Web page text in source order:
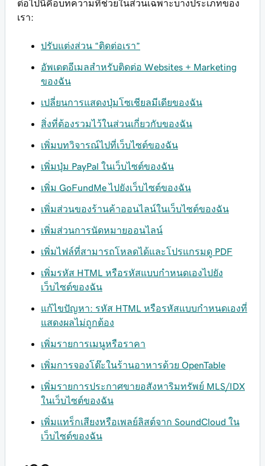
ต่อไปนี้คือบทความที่ช่วยในส่วนเฉพาะบางประเภทของ
เรา:
ปรับแต่งส่วน “ติดต่อเรา”
อัพเดตอีเมลสำหรับติดต่อ Websites + Marketing
ของฉัน
เปลี่ยนการแสดงปุ่มโซเชียลมีเดียของฉัน
สิ่งที่ต้องรวมไว้ในส่วนเกี่ยวกับของฉัน
เพิ่มบทวิจารณ์ไปที่เว็บไซต์ของฉัน
เพิ่มปุ่ม PayPal ในเว็บไซต์ของฉัน
เพิ่ม GoFundMe ไปยังเว็บไซต์ของฉัน
เพิ่มส่วนของร้านค้าออนไลน์ในเว็บไซต์ของฉัน
เพิ่มส่วนการนัดหมายออนไลน์
เพิ่มไฟล์ที่สามารถโหลดได้และโปรแกรมดู PDF
เพิ่มรหัส HTML หรือรหัสแบบกำหนดเองไปยัง
เว็บไซต์ของฉัน
แก้ไขปัญหา: รหัส HTML หรือรหัสแบบกำหนดเองที่
แสดงผลไม่ถูกต้อง
เพิ่มรายการเมนูหรือราคา
เพิ่มการจองโต๊ะในร้านอาหารด้วย OpenTable
เพิ่มรายการประกาศขายอสังหาริมทรัพย์ MLS/IDX
ในเว็บไซต์ของฉัน
เพิ่มแทร็กเสียงหรือเพลย์ลิสต์จาก SoundCloud ใน
เว็บไซต์ของฉัน